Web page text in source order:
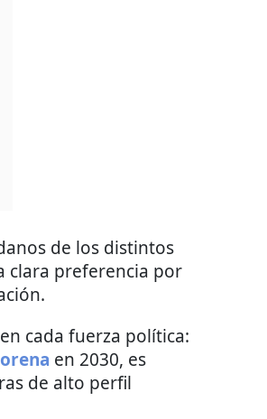
de los distintos
clara preferencia por
cada fuerza política:
en 2030, es
de alto perfil